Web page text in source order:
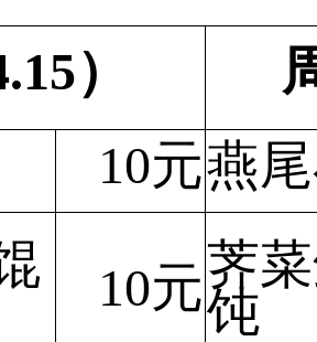
）
10元燕
10元荠
饨